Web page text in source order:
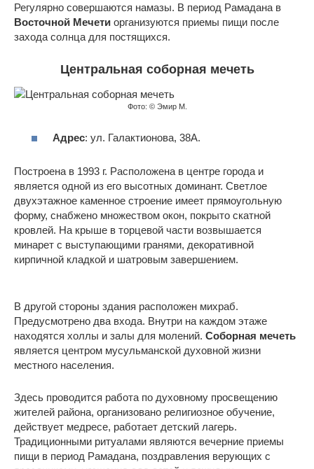
Регулярно совершаются намазы. В период Рамадана в
Восточной Мечети организуются приемы пищи после
захода солнца для постящихся.
Центральная соборная мечеть
Фото: © Эмир М.
Адрес: ул. Галактионова, 38А.
Построена в 1993 г. Расположена в центре города и
является одной из его высотных доминант. Светлое
двухэтажное каменное строение имеет прямоугольную
форму, снабжено множеством окон, покрыто скатной
кровлей. На крыше в торцевой части возвышается
минарет с выступающими гранями, декоративной
кирпичной кладкой и шатровым завершением.
В другой стороны здания расположен михраб.
Предусмотрено два входа. Внутри на каждом этаже
находятся холлы и залы для молений. Соборная мечеть
является центром мусульманской духовной жизни
местного населения.
Здесь проводится работа по духовному просвещению
жителей района, организовано религиозное обучение,
действует медресе, работает детский лагерь.
Традиционными ритуалами являются вечерние приемы
пищи в период Рамадана, поздравления верующих с